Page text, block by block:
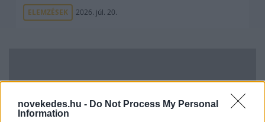
novekedes.hu - Do Not Process My Personal
Information
ELEMZÉSEK 2026. júl. 20.